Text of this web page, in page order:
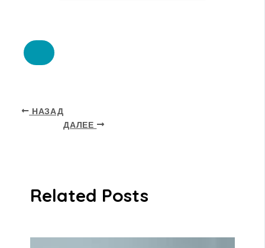
НАЗАД
ДАЛЕЕ
Related Posts